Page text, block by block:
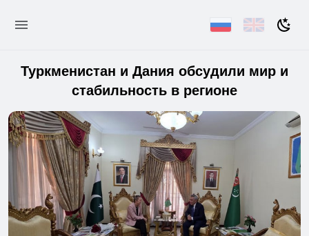
Туркменистан и Дания обсудили мир и
стабильность в регионе